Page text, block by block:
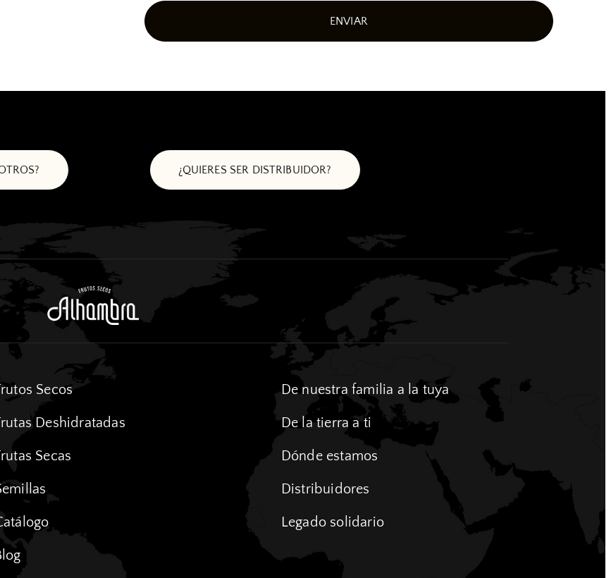
ENVIAR
¿QUIERES SER DISTRIBUIDOR?
Secos
Deshidratadas
Secas
De nuestra familia a la tuya
De la tierra a ti
Dónde estamos
Distribuidores
Legado solidario